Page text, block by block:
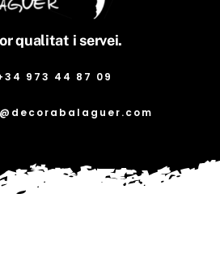
qualitat i servei.
973 44 87 09